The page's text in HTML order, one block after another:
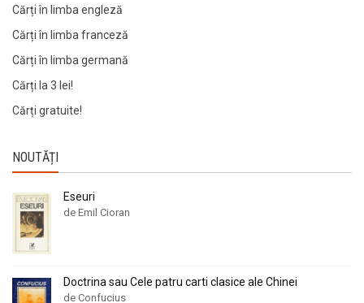
Cărți în limba engleză
Cărți în limba franceză
Cărți în limba germană
Cărți la 3 lei!
Cărți gratuite!
NOUTĂȚI
Eseuri
de Emil Cioran
Doctrina sau Cele patru carti clasice ale Chinei
de Confucius